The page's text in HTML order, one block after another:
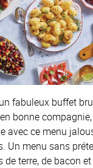
fabuleux buffet
bonne
avec ce menu
Un menu sans
terre, de bacon